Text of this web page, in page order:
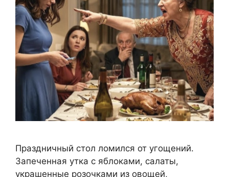
Праздничный стол ломился от угощений.
Запеченная утка с яблоками, салаты,
украшенные розочками из овощей,